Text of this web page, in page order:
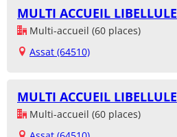
MULTI ACCUEIL LIBELLULE
Multi-accueil (60 places)
Assat (64510)
MULTI ACCUEIL LIBELLULE
Multi-accueil (60 places)